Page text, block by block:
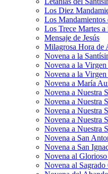
Los Diez
Los Mandamientos
Los Trece Martes
Mensaje de Jesús
Milagrosa Hora de
Novena a la
Novena a la
Novena a la Virgen
Novena a María
Novena a Nuestra
Novena a Nuestra
Novena a Nuestra
Novena a Nuestra
Novena a Nuestra
Novena a San
Novena a San
Novena al
Novena al Sagrado